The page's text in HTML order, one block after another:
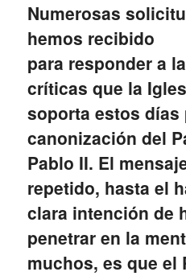
Numerosas
hemos recibido
para responder a
críticas que la
soporta estos días
canonización del
Pablo II. El
repetido, hasta el
clara intención de
penetrar en la
muchos, es que el